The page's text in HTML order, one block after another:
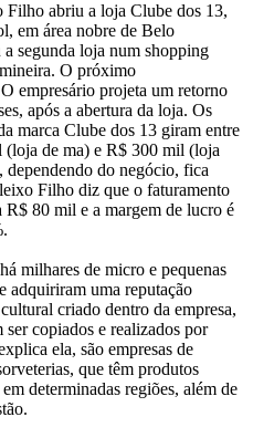
abriu a loja Clube dos 13,
em área nobre de Belo
segunda loja num shopping
O próximo
empresário projeta um retorno
após a abertura da loja. Os
marca Clube dos 13 giram entre
de ma) e R$ 300 mil (loja
do negócio, fica
Filho diz que o faturamento
R$ 80 mil e a margem de lucro é
milhares de micro e pequenas
adquiriram uma reputação
criado dentro da empresa,
copiados e realizados por
ela, são empresas de
que têm produtos
determinadas regiões, além de